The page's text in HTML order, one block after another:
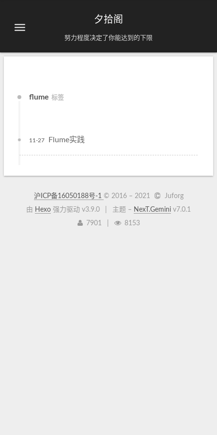
夕拾阁
努力程度决定了你能达到的下限
flume 标签
Flume实践
11-27
沪ICP备16050188号-1 © 2016 – 2021
Juforg
由 Hexo 强力驱动 v3.9.0 主题 – NexT.Gemini v7.0.1
7901
8153